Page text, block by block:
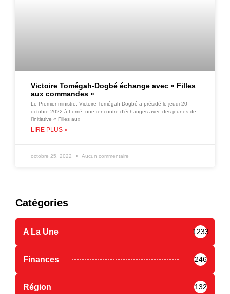
Victoire Tomégah-Dogbé échange avec « Filles
aux commandes »
Le Premier ministre, Victoire Tomégah-Dogbé a présidé le jeudi 20
octobre 2022 à Lomé, une rencontre d’échanges avec des jeunes de
l’initiative « Filles aux
LIRE PLUS »
octobre 25, 2022 Aucun commentaire
Catégories
A La Une 1233
Finances 246
Région 132